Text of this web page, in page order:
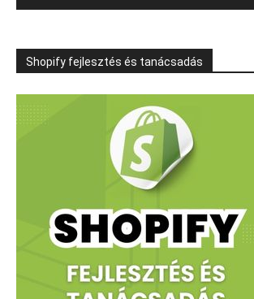
Shopify fejlesztés és tanácsadás